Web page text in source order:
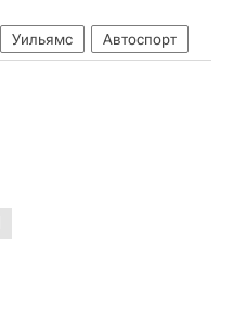
Уильямс Автоспорт